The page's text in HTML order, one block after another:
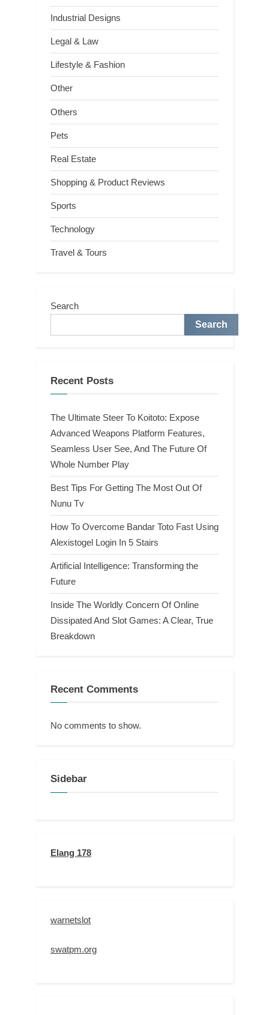
Industrial Designs
Legal & Law
Lifestyle & Fashion
Other
Others
Pets
Real Estate
Shopping & Product Reviews
Sports
Technology
Travel & Tours
Search
Search
Recent Posts
The Ultimate Steer To Koitoto: Expose
Advanced Weapons Platform Features,
Seamless User See, And The Future Of
Whole Number Play
Best Tips For Getting The Most Out Of
Nunu Tv
How To Overcome Bandar Toto Fast Using
Alexistogel Login In 5 Stairs
Artificial Intelligence: Transforming the
Future
Inside The Worldly Concern Of Online
Dissipated And Slot Games: A Clear, True
Breakdown
Recent Comments
No comments to show.
Sidebar
Elang 178
warnetslot
swatpm.org